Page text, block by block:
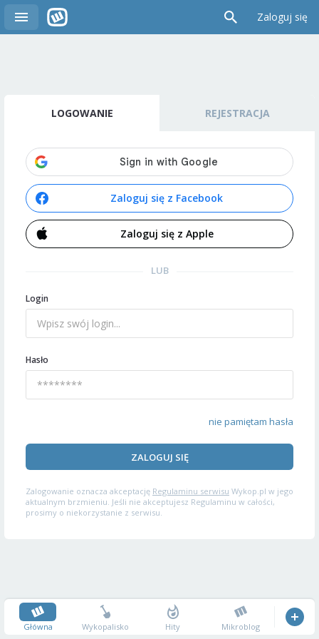
Zaloguj się
LOGOWANIE REJESTRACJA
Zaloguj się z Facebook
Zaloguj się z Apple
LUB
Login
Hasło
nie pamiętam hasła
ZALOGUJ SIĘ
Zalogowanie oznacza akceptację Regulaminu serwisu Wykop.pl w jego
aktualnym brzmieniu. Jeśli nie akceptujesz Regulaminu w całości,
prosimy o niekorzystanie z serwisu.
Główna Wykopalisko Hity Mikroblog